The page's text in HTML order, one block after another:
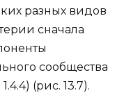
разных видов
сначала
сообщества
(рис. 13.7).